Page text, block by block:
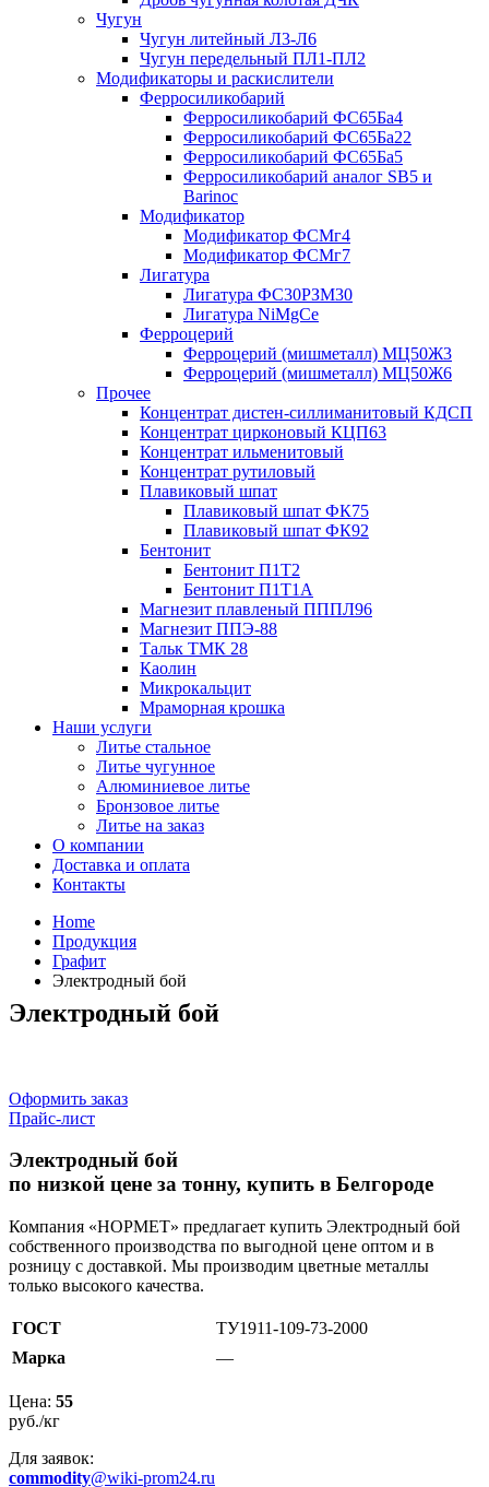
Чугун
Чугун литейный Л3-Л6
Чугун передельный ПЛ1-ПЛ2
Модификаторы и раскислители
Ферросиликобарий
Ферросиликобарий ФС65Ба4
Ферросиликобарий ФС65Ба22
Ферросиликобарий ФС65Ба5
Ферросиликобарий аналог SB5 и
Barinoc
Модификатор
Модификатор ФСМг4
Модификатор ФСМг7
Лигатура
Лигатура ФС30РЗМ30
Лигатура NiMgCe
Ферроцерий
Ферроцерий (мишметалл) МЦ50Ж3
Ферроцерий (мишметалл) МЦ50Ж6
Прочее
Концентрат дистен-силлиманитовый КДСП
Концентрат цирконовый КЦП63
Концентрат ильменитовый
Концентрат рутиловый
Плавиковый шпат
Плавиковый шпат ФК75
Плавиковый шпат ФК92
Бентонит
Бентонит П1Т2
Бентонит П1Т1А
Магнезит плавленый ПППЛ96
Магнезит ППЭ-88
Тальк ТМК 28
Каолин
Микрокальцит
Мраморная крошка
Наши услуги
Литье стальное
Литье чугунное
Алюминиевое литье
Бронзовое литье
Литье на заказ
О компании
Доставка и оплата
Контакты
Home
Продукция
Графит
Электродный бой
Электродный бой
Оформить заказ
Прайс-лист
Электродный бой
по низкой цене за тонну, купить в Белгороде
Компания «НОРМЕТ» предлагает купить Электродный бой
собственного производства по выгодной цене оптом и в
розницу с доставкой. Мы производим цветные металлы
только высокого качества.
ГОСТ
ТУ1911-109-73-2000
Марка
—
Цена: 55
руб./кг
Для заявок:
commodity@wiki-prom24.ru